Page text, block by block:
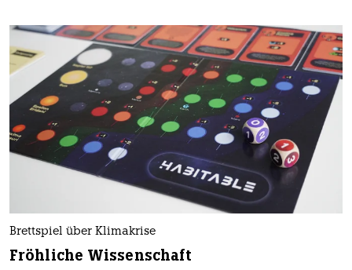
Brettspiel über Klimakrise
Fröhliche Wissenschaft